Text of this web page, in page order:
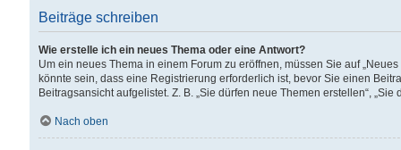
Beiträge schreiben
Wie erstelle ich ein neues Thema oder eine Antwort?
Um ein neues Thema in einem Forum zu eröffnen, müssen Sie auf
könnte sein, dass eine Registrierung erforderlich ist, bevor Sie einen
Beitragsansicht aufgelistet. Z. B. „Sie dürfen neue Themen erstellen“,
Nach oben